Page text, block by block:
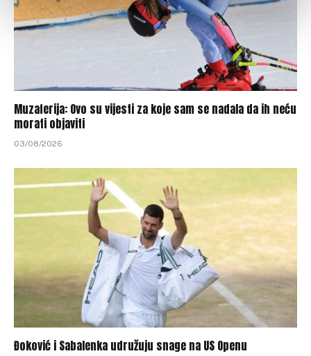
Muzaferija: Ovo su vijesti za koje sam se nadala da ih neću
morati objaviti
03/08/2026
Đoković i Sabalenka udružuju snage na US Openu